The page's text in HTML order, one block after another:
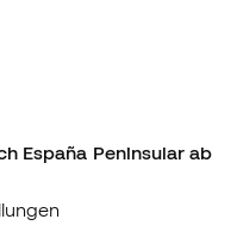
España Peninsular ab